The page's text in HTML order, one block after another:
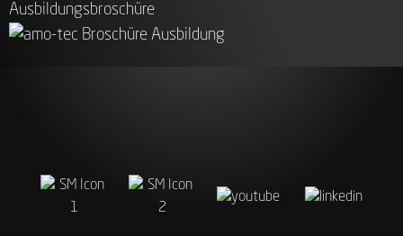
Ausbildungsbroschüre